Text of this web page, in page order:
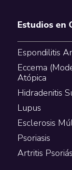
Estudios en
Espondilitis
Eccema
Atópica
Hidradenitis
Lupus
Esclerosis
Psoriasis
Artritis